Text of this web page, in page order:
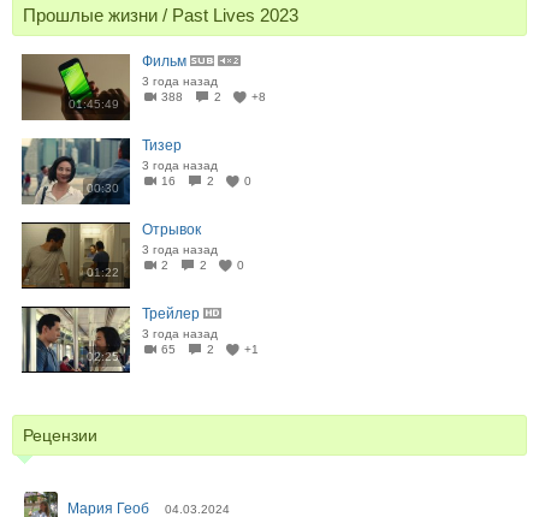
Прошлые жизни / Past Lives 2023
01:45:49
Фильм
3 года назад
388
2 +8
00:30
Тизер
3 года назад
16
2 0
01:22
Отрывок
3 года назад
2
2 0
02:25
Трейлер
3 года назад
65
2 +1
Рецензии
Мария Геоб 04.03.2024